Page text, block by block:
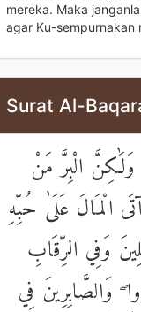
mereka. Maka
agar Ku-sempurnakan
Surat Al-
الْبِرَّ مَنْ
الْمَالَ عَلَىٰ حُبِّهِ
وَفِي الرِّقَابِ
وَالصَّابِرِينَ فِي